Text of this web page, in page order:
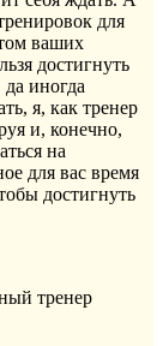
для
ваших
достигнуть
иногда
я, как тренер
и, конечно,
на
для вас время
достигнуть
тренер